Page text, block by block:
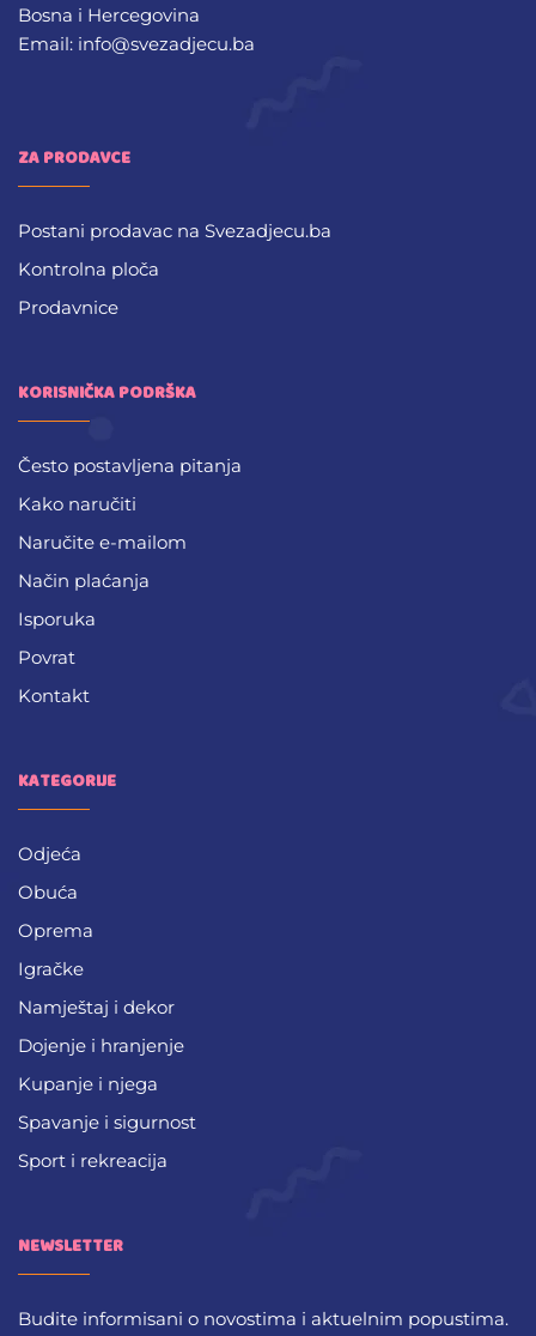
Bosna i Hercegovina
Email: info@svezadjecu.ba
ZA PRODAVCE
Postani prodavac na Svezadjecu.ba
Kontrolna ploča
Prodavnice
KORISNIČKA PODRŠKA
Često postavljena pitanja
Kako naručiti
Naručite e-mailom
Način plaćanja
Isporuka
Povrat
Kontakt
KATEGORIJE
Odjeća
Obuća
Oprema
Igračke
Namještaj i dekor
Dojenje i hranjenje
Kupanje i njega
Spavanje i sigurnost
Sport i rekreacija
NEWSLETTER
Budite informisani o novostima i aktuelnim popustima.